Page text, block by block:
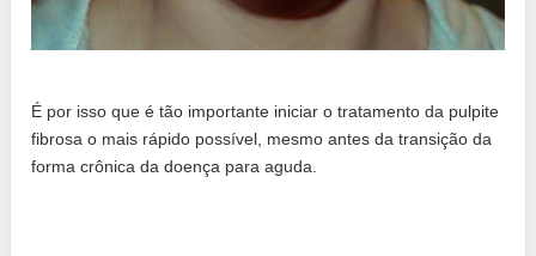
É por isso que é tão importante iniciar o tratamento da pulpite
fibrosa o mais rápido possível, mesmo antes da transição da
forma crônica da doença para aguda.